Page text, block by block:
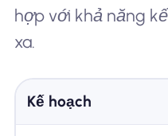
hợp với khả năng
xa.
Kế hoạch